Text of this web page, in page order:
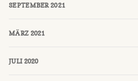
SEPTEMBER 2021
MÄRZ 2021
JULI 2020